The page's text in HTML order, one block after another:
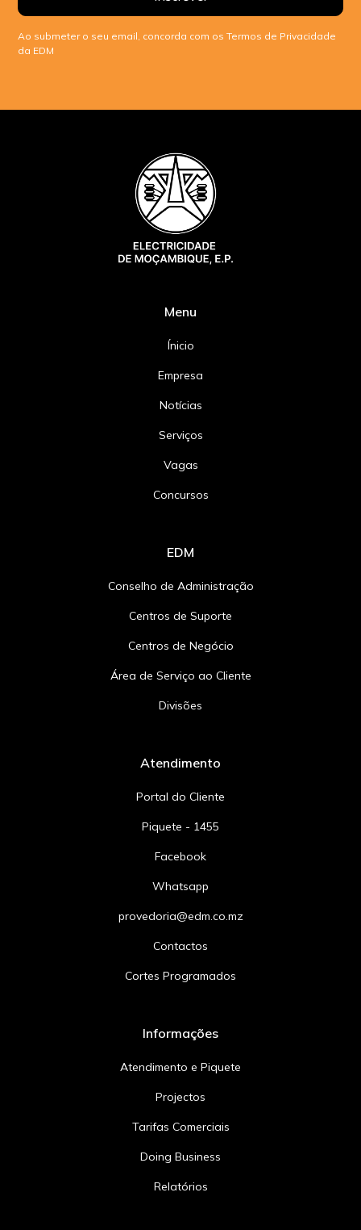
Ao submeter o seu email, concorda com os Termos de Privacidade
da EDM
Menu
Ínicio
Empresa
Notícias
Serviços
Vagas
Concursos
EDM
Conselho de Administração
Centros de Suporte
Centros de Negócio
Área de Serviço ao Cliente
Divisões
Atendimento
Portal do Cliente
Piquete - 1455
Facebook
Whatsapp
provedoria@edm.co.mz
Contactos
Cortes Programados
Informações
Atendimento e Piquete
Projectos
Tarifas Comerciais
Doing Business
Relatórios